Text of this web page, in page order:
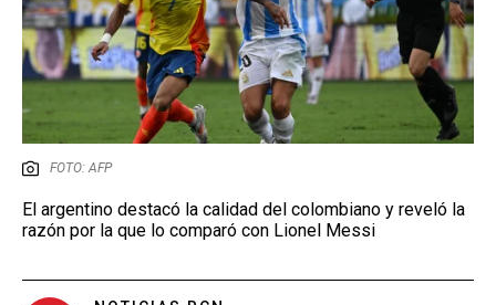
FOTO: AFP
El argentino destacó la calidad del colombiano y reveló la
razón por la que lo comparó con Lionel Messi